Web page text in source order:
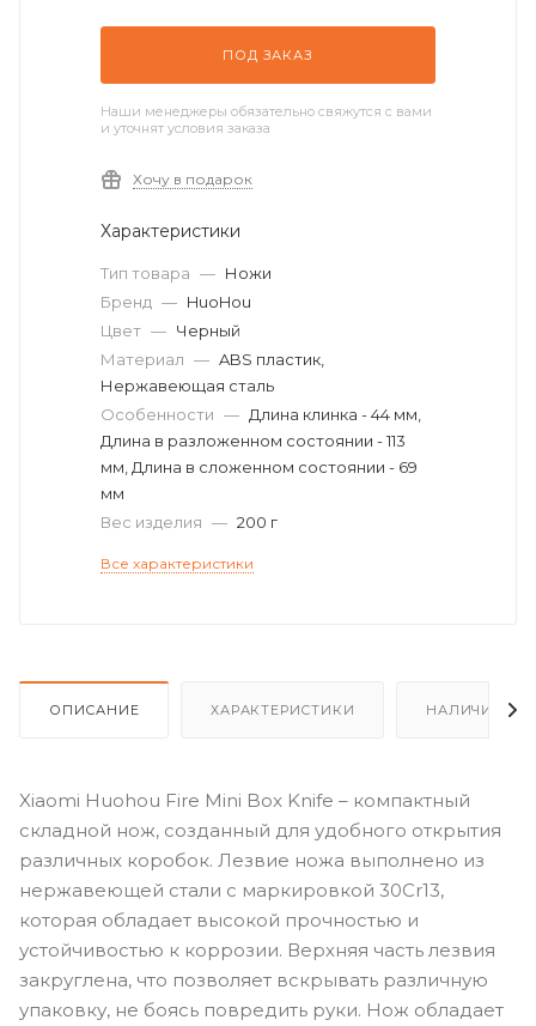
ПОД ЗАКАЗ
Наши менеджеры обязательно свяжутся с вами
и уточнят условия заказа
Хочу в подарок
Характеристики
Тип товара — Ножи
Бренд — HuoHou
Цвет — Черный
Материал — ABS пластик,
Нержавеющая сталь
Особенности — Длина клинка - 44 мм,
Длина в разложенном состоянии - 113
мм, Длина в сложенном состоянии - 69
мм
Вес изделия — 200 г
Все характеристики
ОПИСАНИЕ ХАРАКТЕРИСТИКИ НАЛИЧИЕ
Xiaomi Huohou Fire Mini Box Knife – компактный
складной нож, созданный для удобного открытия
различных коробок. Лезвие ножа выполнено из
нержавеющей стали с маркировкой 30Cr13,
которая обладает высокой прочностью и
устойчивостью к коррозии. Верхняя часть лезвия
закруглена, что позволяет вскрывать различную
упаковку, не боясь повредить руки. Нож обладает